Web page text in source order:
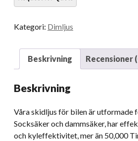
Timing
Spela
Bilskida
Kategori: Dimljus
Beskrivning Recensioner
Beskrivning
Våra skidljus för bilen är utformade
Socksäker och dammsäker, har
och kyleffektivitet, mer än 50,000